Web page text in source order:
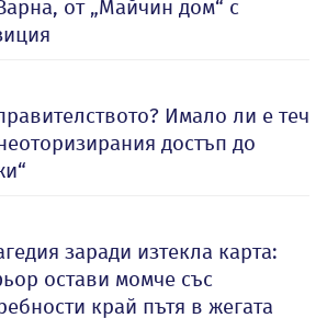
от „Майчин дом“ с
Имало ли е теч
достъп до
заради изтекла карта:
остави момче със
край пътя в жегата